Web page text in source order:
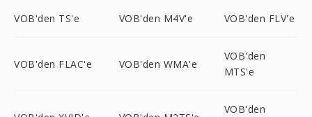
VOB'den TS'e VOB'den M4V'e VOB'den FLV'e
VOB'den FLAC'e VOB'den WMA'e
VOB'den
MTS'e
VOB'den